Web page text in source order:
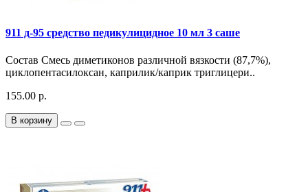
911 д-95 средство педикулицидное 10 мл 3 саше
Состав Смесь диметиконов различной вязкости (87,7%),
циклопентасилоксан, каприлик/каприк триглицери..
155.00 р.
В корзину